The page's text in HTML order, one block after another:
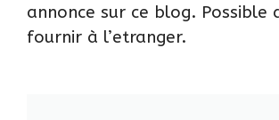
annonce sur ce blog. Possible
fournir à l’etranger.